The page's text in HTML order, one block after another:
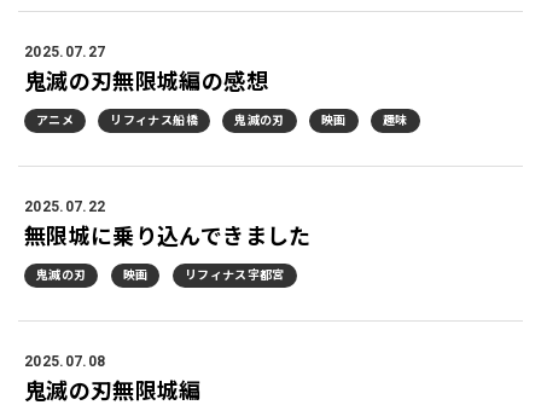
2025.07.27
鬼滅の刃無限城編の感想
アニメ リフィナス船橋 鬼滅の刃 映画 趣味
2025.07.22
無限城に乗り込んできました
鬼滅の刃 映画 リフィナス宇都宮
2025.07.08
鬼滅の刃無限城編